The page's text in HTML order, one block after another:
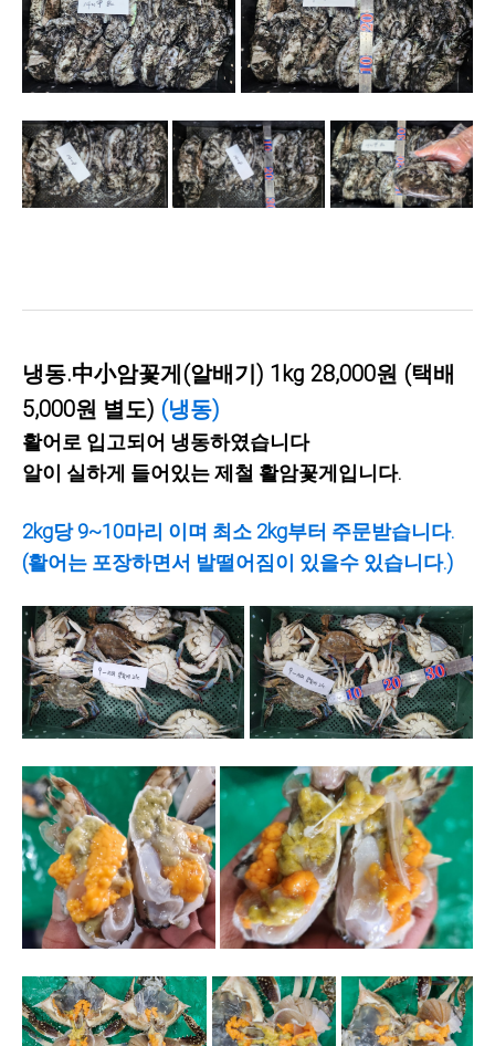
냉동.中小암꽃게(알배기) 1kg 28,000원 (택배
5,000원 별도) (냉동)
활어로 입고되어 냉동하였습니다
알이 실하게 들어있는 제철 활암꽃게입니다.
2kg당 9~10마리 이며 최소 2kg부터 주문받습니다.
(활어는 포장하면서 발떨어짐이 있을수 있습니다.)